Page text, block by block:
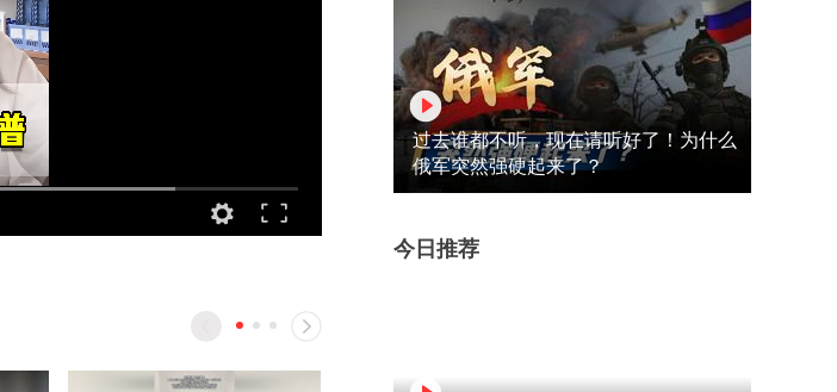
过去谁都不听，现在请听好了！为什么
俄军突然强硬起来了？
今日推荐